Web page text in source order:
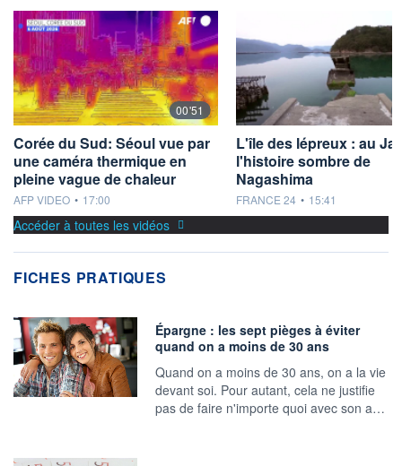
00'51
Corée du Sud: Séoul vue par
une caméra thermique en
pleine vague de chaleur
information fournie par
AFP VIDEO • 17:00
L'île des lépreux : au
l'histoire sombre de
Nagashima
information fournie par
FRANCE 24 • 15:41
Accéder à toutes les vidéos
FICHES PRATIQUES
Épargne : les sept pièges à éviter
quand on a moins de 30 ans
Quand on a moins de 30 ans, on a la vie
devant soi. Pour autant, cela ne justifie
pas de faire n'importe quoi avec son a…